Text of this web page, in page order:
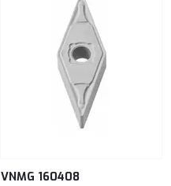
VNMG 160408